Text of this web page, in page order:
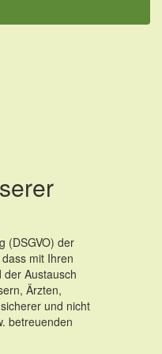
(DSGVO) der
mit Ihren
Austausch
Ärzten,
und nicht
betreuenden